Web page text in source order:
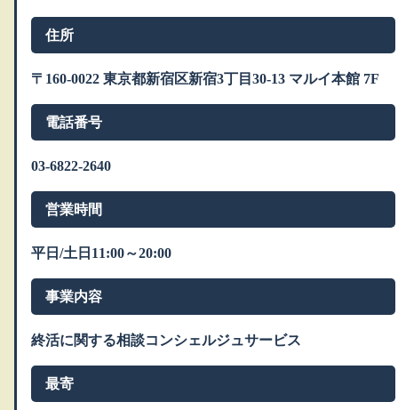
住所
〒160-0022 東京都新宿区新宿3丁目30-13 マルイ本館 7F
電話番号
03-6822-2640
営業時間
平日/土日11:00～20:00
事業内容
終活に関する相談コンシェルジュサービス
最寄